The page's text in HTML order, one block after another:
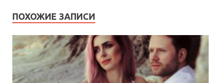
ПОХОЖИЕ ЗАПИСИ